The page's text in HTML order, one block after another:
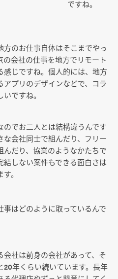
ですね。
方のお仕事自体はそこまでやっ
の会社の仕事を地方でリモート
感じですね。個人的には、地方
アプリのデザインなどで、コラ
ですね。
のでお二人とは結構違うんです
な会社同士で組んだり、フリー
んだり、協業のようなかたちで
結しない案件もできる面白さは
。
事はどのように取っているんで
会社は前身の会社があって、そ
20年くらい続いています。長年